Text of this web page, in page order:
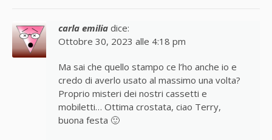
carla emilia dice:
Ottobre 30, 2023 alle 4:18 pm
Ma sai che quello stampo ce l’ho anche io e
credo di averlo usato al massimo una volta?
Proprio misteri dei nostri cassetti e
mobiletti… Ottima crostata, ciao Terry,
buona festa 🙂